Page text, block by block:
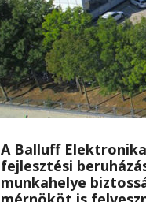
A Balluff
fejlesztési
munkahelye